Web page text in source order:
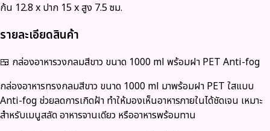
ก้น 12.8 x ปาก 15 x สูง 7.5 ซม.
รายละเอียดสินค้า
🍱 กล่องอาหารวงกลมสีขาว ขนาด 1000 ml พร้อมฝา PET Anti-fog
กล่องอาหารทรงกลมสีขาว ขนาด 1000 ml มาพร้อมฝา PET ใสแบบ
Anti-fog ช่วยลดการเกิดฝ้า ทำให้มองเห็นอาหารภายในได้ชัดเจน เหมาะ
สำหรับเมนูสลัด อาหารจานเดียว หรืออาหารพร้อมทาน